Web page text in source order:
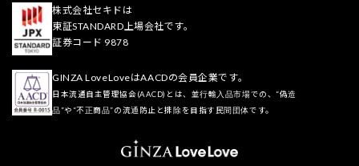
株式会社セキドは
東証STANDARD上場会社です。
証券コード 9878
GINZA LoveLoveはAACDの会員企業です。
日本流通自主管理協会(AACD)とは、並行輸入品市場での、“偽造
品”や“不正商品”の流通防止と排除を目指す民間団体です。